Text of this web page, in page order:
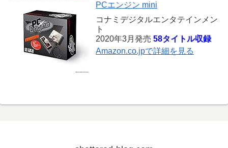
PCエンジン mini
コナミデジタルエンタテインメン
ト
2020年3月発売 58タイトル収録
Amazon.co.jpで詳細を見る